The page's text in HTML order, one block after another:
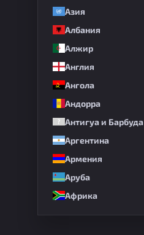
Азия
Албания
Алжир
Англия
Ангола
Андорра
Антигуа и Барбуда
Аргентина
Армения
Аруба
Африка